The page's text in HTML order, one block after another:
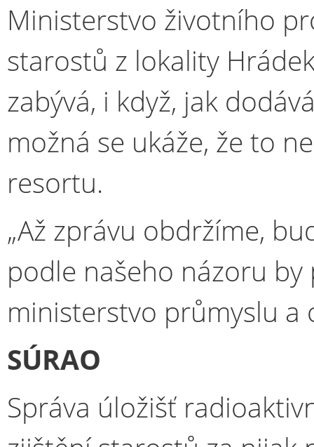
Ministerstvo životního
starostů z lokality
zabývá, i když, jak
možná se ukáže, že to
resortu.
„Až zprávu obdržíme,
podle našeho názoru
ministerstvo průmyslu a
SÚRAO
Správa úložišť